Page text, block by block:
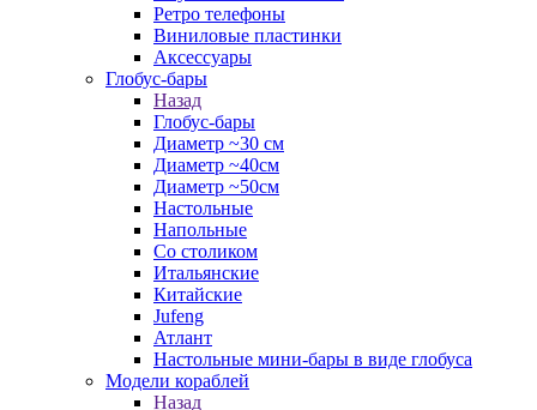
Ретро телефоны
Виниловые пластинки
Аксессуары
Глобус-бары
Назад
Глобус-бары
Диаметр ~30 см
Диаметр ~40см
Диаметр ~50см
Настольные
Напольные
Со столиком
Итальянские
Китайские
Jufeng
Атлант
Настольные мини-бары в виде глобуса
Модели кораблей
Назад